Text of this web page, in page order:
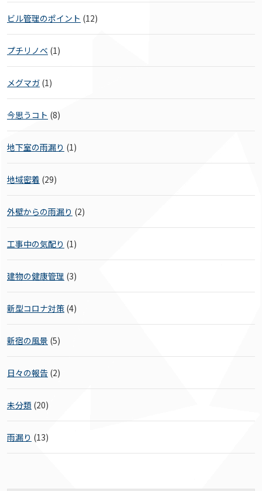
ビル管理のポイント (12)
プチリノベ (1)
メグマガ (1)
今思うコト (8)
地下室の雨漏り (1)
地域密着 (29)
外壁からの雨漏り (2)
工事中の気配り (1)
建物の健康管理 (3)
新型コロナ対策 (4)
新宿の風景 (5)
日々の報告 (2)
未分類 (20)
雨漏り (13)